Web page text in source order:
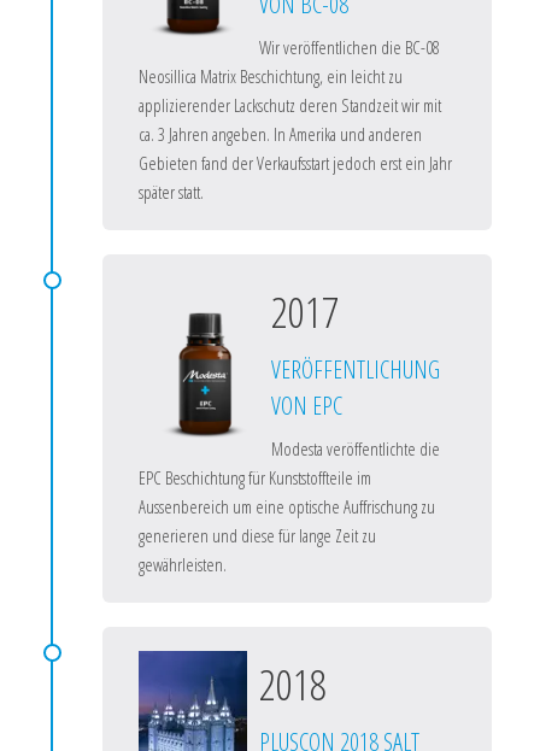
Wir veröffentlichen die BC-08
Neosillica Matrix Beschichtung, ein leicht zu
applizierender Lackschutz deren Standzeit wir mit
ca. 3 Jahren angeben. In Amerika und anderen
Gebieten fand der Verkaufsstart jedoch erst ein Jahr
später statt.
2017
VERÖFFENTLICHUNG
VON EPC
Modesta veröffentlichte die
EPC Beschichtung für Kunststoffteile im
Aussenbereich um eine optische Auffrischung zu
generieren und diese für lange Zeit zu
gewährleisten.
2018
PLUSCON 2018 SALT